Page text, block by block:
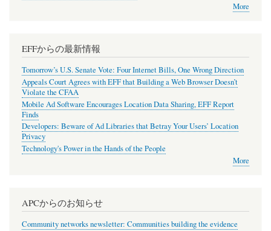
More
EFFからの最新情報
Tomorrow’s U.S. Senate Vote: Four Internet Bills, One Wrong Direction
Appeals Court Agrees with EFF that Building a Web Browser Doesn’t
Violate the CFAA
Mobile Ad Software Encourages Location Data Sharing, EFF Report
Finds
Developers: Beware of Ad Libraries that Betray Your Users’ Location
Privacy
Technology's Power in the Hands of the People
More
APCからのお知らせ
Community networks newsletter: Communities building the evidence